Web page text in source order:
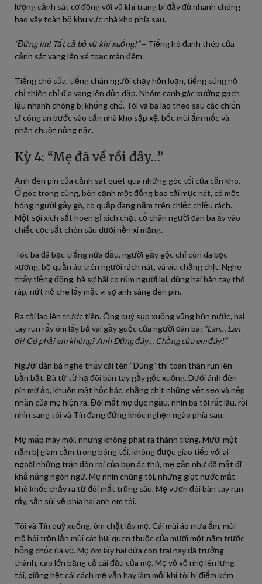
lượng cảnh sát cơ động với vũ khí trang bị đầy đủ nhanh chóng
bao vây toàn bộ khu vực nhà kho phía sau.
“Đứng im! Tất cả bỏ vũ khí xuống!”– Tiếng hô đanh thép của
cảnh sát vang lên xé toạc màn đêm.
Tiếng chó sủa, tiếng chân người chạy hỗn loạn, tiếng súng nổ
chỉ thiên chỉ địa vang lên dồn dập. Nhóm canh gác xưởng gạch
lậu nhanh chóng bị khống chế. Tôi và ba lao theo sau các chiến
sĩ công an bước vào căn nhà kho sập xệ, bốc mùi ẩm mốc và
phân chuột nồng nặc.
Kỳ 4: “Mẹ đã về rồi đây…”
Ánh đèn pin của cảnh sát quét qua những góc tối của căn kho.
Ở góc trong cùng, bên cạnh một đống bao tải mục nát, có một
bóng người gầy gò, co quắp đang nằm trên chiếc chiếu rách.
Một sợi xích sắt hoen gỉ xích chặt cổ chân người đàn bà ấy vào
chiếc cọc sắt chôn sâu dưới nền xi măng.
Tóc bà đã bạc trắng nửa đầu, người gầy gộc chỉ còn da bọc
xương, bộ quần áo trên người rách nát, vá víu chằng chịt. Nghe
thấy tiếng động, bà sợ hãi co rúm người lại, dùng hai bàn tay thô
ráp, nứt nẻ che lấy mặt vì sợ ánh sáng đèn pin.
Ba tôi lao lên trước tiên. Ông quỳ sụp xuống vũng bùn nước, hai
tay run rẩy ôm lấy bả vai gầy guộc của người đàn bà: “Lan… Lan
ơi! Có phải em không? Anh Dũng đây… Chồng của em đây!”
Người đàn bà nghe thấy cái tên “Dũng” thì toàn thân run lên
bần bật. Bà từ từ hạ đôi bàn tay gầy gộc xuống. Dưới ánh đèn
pin mờ ảo, khuôn mặt hốc hác, chằng chịt những vết sẹo và nếp
nhăn của mẹ hiện ra. Đôi mắt mẹ đục ngầu, nhìn ba tôi rất lâu, rồi
nhìn sang tôi và Tín đang đứng khóc nghẹn ngào phía sau.
Mẹ mấp máy môi, nhưng không phát ra thành tiếng. Mười một
năm bị giam cầm trong bóng tối, không được giao tiếp với ai
ngoài những trận đòn roi của bọn ác thú, mẹ gần như đã mất đi
khả năng ngôn ngữ. Mẹ nhìn chúng tôi, những giọt nước mắt
khô khốc chảy ra từ đôi mắt trũng sâu. Mẹ vươn đôi bàn tay run
rẩy, sần sùi về phía hai anh em tôi.
Tôi và Tín quỳ xuống, ôm chặt lấy mẹ. Cái mùi áo mưa ẩm, mùi
mồ hôi trộn lẫn mùi cát bụi quen thuộc của mười một năm trước
bỗng chốc ùa về. Mẹ ôm lấy hai đứa con trai nay đã trưởng
thành, cao lớn bằng cả cái đầu của mẹ. Mẹ vỗ vỗ nhẹ lên lưng
tôi, giống hệt cái cách mẹ vẫn hay làm mỗi khi tôi bị điểm kém